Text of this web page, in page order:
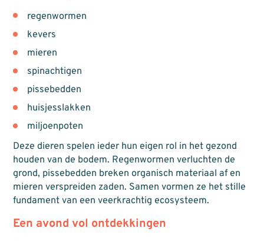
regenwormen
kevers
mieren
spinachtigen
pissebedden
huisjesslakken
miljoenpoten
Deze dieren spelen ieder hun eigen rol in het gezond
houden van de bodem. Regenwormen verluchten de
grond, pissebedden breken organisch materiaal af en
mieren verspreiden zaden. Samen vormen ze het stille
fundament van een veerkrachtig ecosysteem.
Een avond vol ontdekkingen